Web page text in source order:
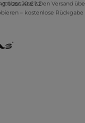
+371 256 462 62
über 20 €? Den Versand